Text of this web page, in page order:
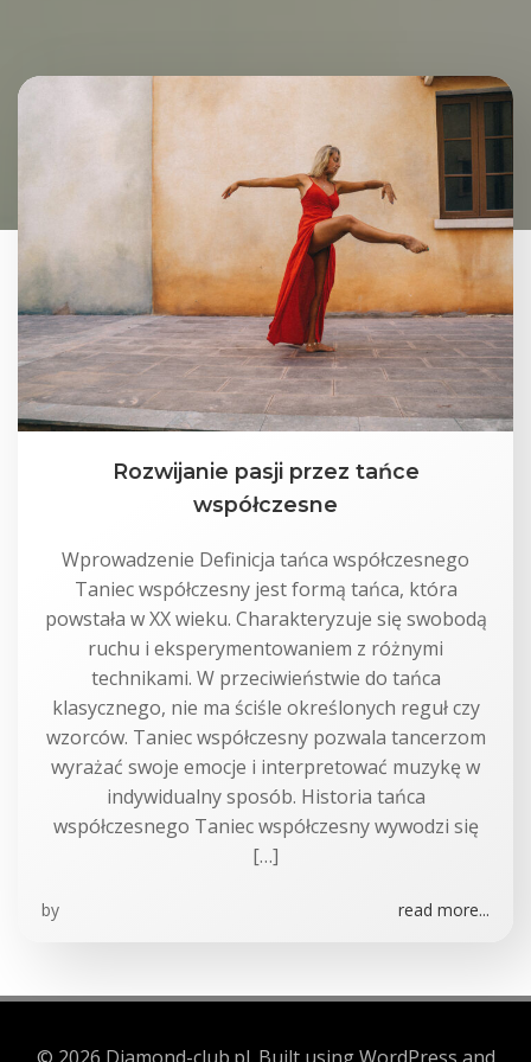
Rozwijanie pasji przez tańce
współczesne
Wprowadzenie Definicja tańca współczesnego
Taniec współczesny jest formą tańca, która
powstała w XX wieku. Charakteryzuje się swobodą
ruchu i eksperymentowaniem z różnymi
technikami. W przeciwieństwie do tańca
klasycznego, nie ma ściśle określonych reguł czy
wzorców. Taniec współczesny pozwala tancerzom
wyrażać swoje emocje i interpretować muzykę w
indywidualny sposób. Historia tańca
współczesnego Taniec współczesny wywodzi się
[…]
by read more...